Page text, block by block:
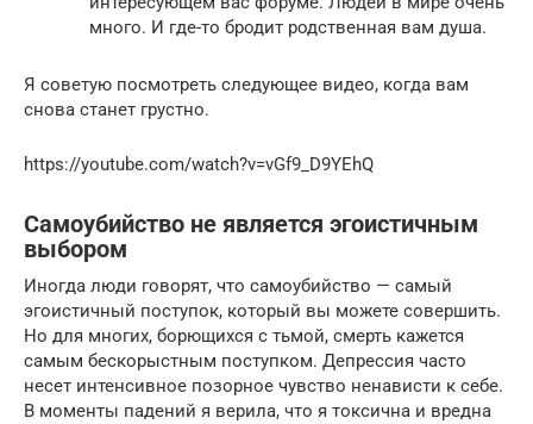
много. И где-то бродит родственная вам душа.
Я советую посмотреть следующее видео, когда вам
снова станет грустно.
https://youtube.com/watch?v=vGf9_D9YEhQ
Самоубийство не является эгоистичным
выбором
Иногда люди говорят, что самоубийство — самый
эгоистичный поступок, который вы можете совершить.
Но для многих, борющихся с тьмой, смерть кажется
самым бескорыстным поступком. Депрессия часто
несет интенсивное позорное чувство ненависти к себе.
В моменты падений я верила, что я токсична и вредна